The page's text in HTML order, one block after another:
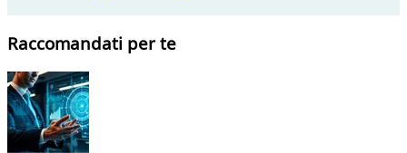
Raccomandati per te